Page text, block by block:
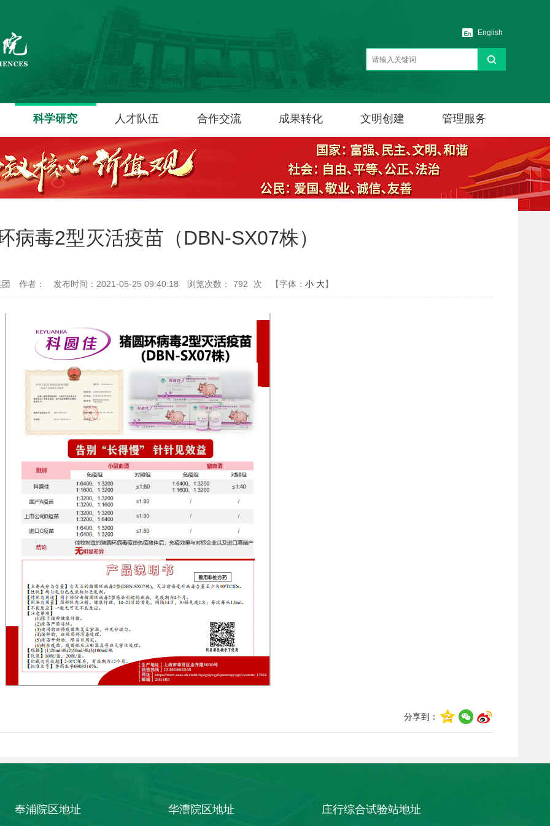
English
科学研究 人才队伍 合作交流 成果转化 文明创建 管理服务
病毒2型灭活疫苗（DBN-SX07株）
作者： 发布时间：2021-05-25 09:40:18 浏览次数： 792 次 【字体： 小 大】
分享到：
奉浦院区地址 华漕院区地址 庄行综合试验站地址